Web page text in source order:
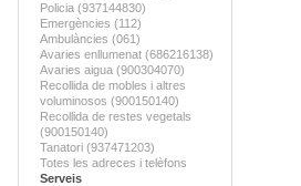
Policia (937144830)
Emergències (112)
Ambulàncies (061)
Avaries enllumenat (686216138)
Avaries aigua (900304070)
Recollida de mobles i altres
voluminosos (900150140)
Recollida de restes vegetals
(900150140)
Tanatori (937471203)
Totes les adreces i telèfons
Serveis